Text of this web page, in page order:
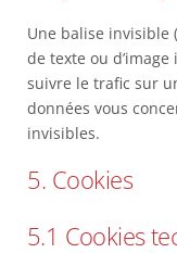
Une balise invisible
de texte ou
suivre le trafic sur
données vous
invisibles.
5. Cookies
5.1 Cookies